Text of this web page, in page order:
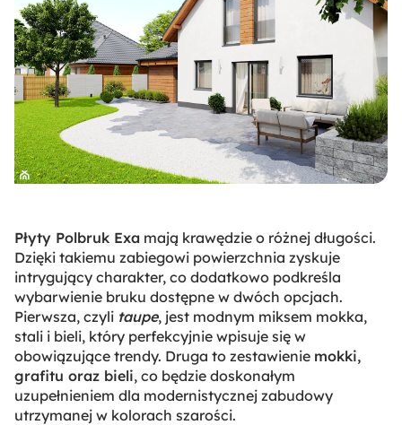
Płyty Polbruk Exa mają krawędzie o różnej długości.
Dzięki takiemu zabiegowi powierzchnia zyskuje
intrygujący charakter, co dodatkowo podkreśla
wybarwienie bruku dostępne w dwóch opcjach.
Pierwsza, czyli taupe, jest modnym miksem mokka,
stali i bieli, który perfekcyjnie wpisuje się w
obowiązujące trendy. Druga to zestawienie mokki,
grafitu oraz bieli, co będzie doskonałym
uzupełnieniem dla modernistycznej zabudowy
utrzymanej w kolorach szarości.